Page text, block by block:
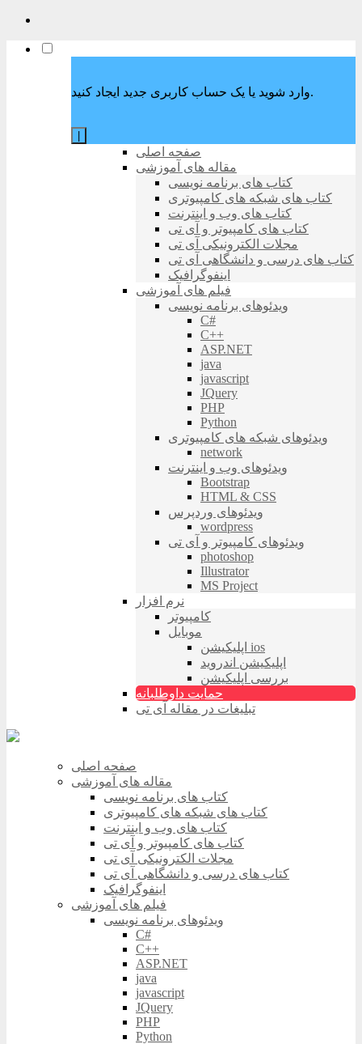
وارد شوید یا یک حساب کاربری جدید ایجاد کنید.
صفحه اصلی
مقاله های آموزشی
کتاب های برنامه نویسی
کتاب های شبکه های کامپیوتری
کتاب های وب و اینترنت
کتاب های کامپیوتر و آی تی
مجلات الکترونیکی آی تی
کتاب های درسی و دانشگاهی آی تی
اینفوگرافیک
فیلم های آموزشی
ویدئوهای برنامه نویسی
C#
C++
ASP.NET
java
javascript
JQuery
PHP
Python
ویدئوهای شبکه های کامپیوتری
network
ویدئوهای وب و اینترنت
Bootstrap
HTML & CSS
ویدئوهای وردپرس
wordpress
ویدئوهای کامپیوتر و آی تی
photoshop
Illustrator
MS Project
نرم افزار
کامپیوتر
موبایل
اپلیکیشن ios
اپلیکیشن اندروید
بررسی اپلیکیشن
حمایت داوطلبانه
تبلیغات در مقاله آی تی
صفحه اصلی
مقاله های آموزشی
کتاب های برنامه نویسی
کتاب های شبکه های کامپیوتری
کتاب های وب و اینترنت
کتاب های کامپیوتر و آی تی
مجلات الکترونیکی آی تی
کتاب های درسی و دانشگاهی آی تی
اینفوگرافیک
فیلم های آموزشی
ویدئوهای برنامه نویسی
C#
C++
ASP.NET
java
javascript
JQuery
PHP
Python